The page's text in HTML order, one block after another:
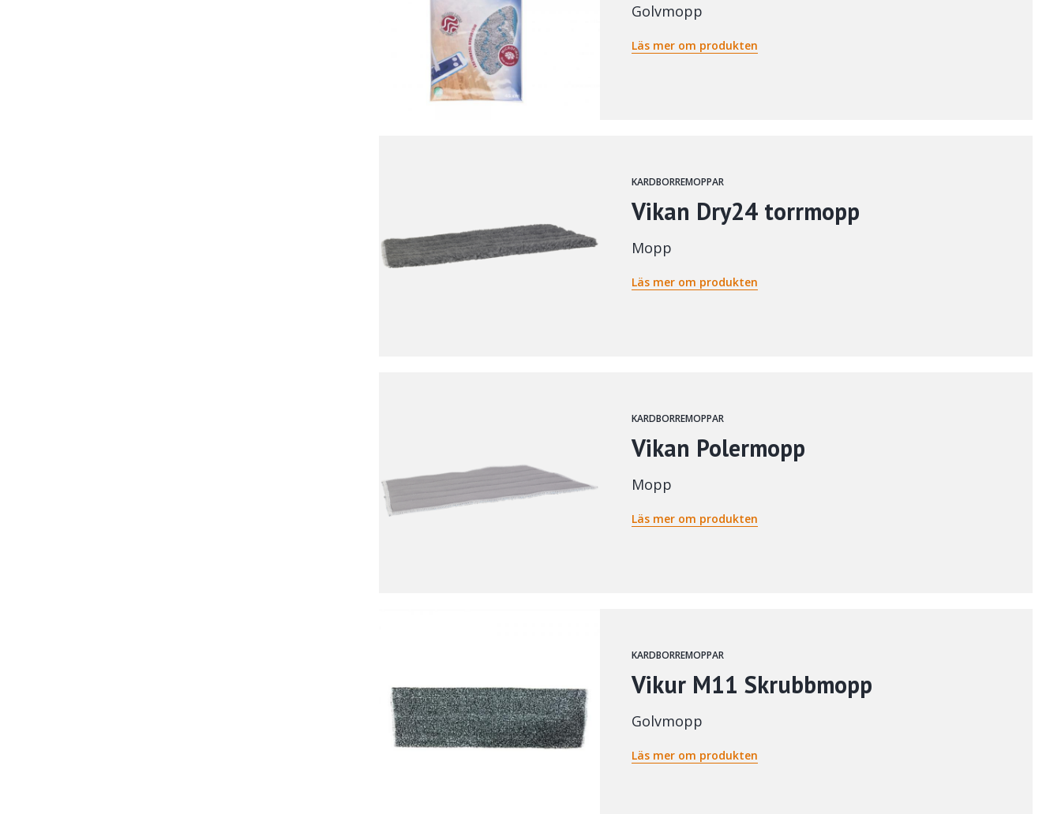
Golvmopp
Läs mer om produkten
KARDBORREMOPPAR
Vikan Dry24 torrmopp
Mopp
Läs mer om produkten
KARDBORREMOPPAR
Vikan Polermopp
Mopp
Läs mer om produkten
KARDBORREMOPPAR
Vikur M11 Skrubbmopp
Golvmopp
Läs mer om produkten